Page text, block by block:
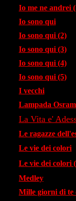
Io me ne andrei
Io sono qui
Io sono qui (2)
Io sono qui (3)
Io sono qui (4)
Io sono qui (5)
I vecchi
Lampada Osram
La Vita e'
Le ragazze
Le vie dei colori
Le vie dei colori
Medley
Mille giorni di te